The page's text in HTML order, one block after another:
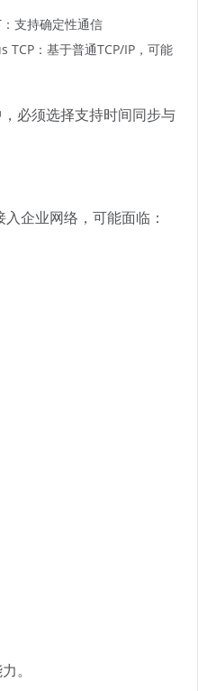
支持确定性通信
：基于普通TCP/IP，可能
必须选择支持时间同步与
企业网络，可能面临：
。